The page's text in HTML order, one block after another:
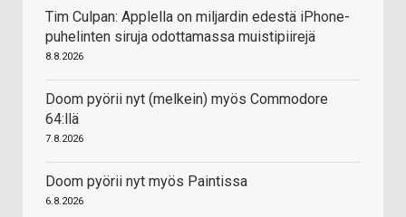
Tim Culpan: Applella on miljardin edestä iPhone-
puhelinten siruja odottamassa muistipiirejä
8.8.2026
Doom pyörii nyt (melkein) myös Commodore
64:llä
7.8.2026
Doom pyörii nyt myös Paintissa
6.8.2026